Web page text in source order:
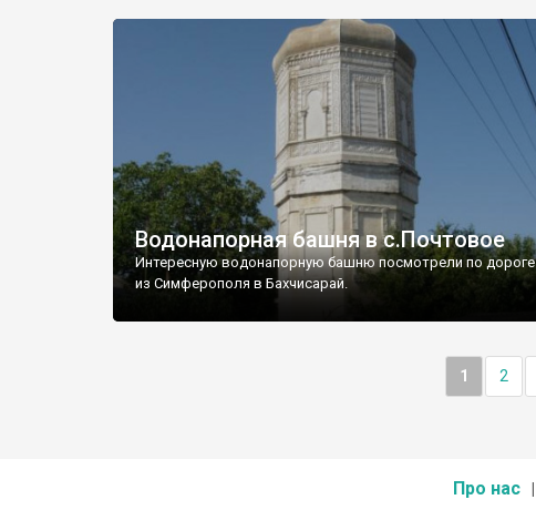
Водонапорная башня в с.Почтовое
Интересную водонапорную башню посмотрели по дороге
из Симферополя в Бахчисарай.
1 2
Про нас